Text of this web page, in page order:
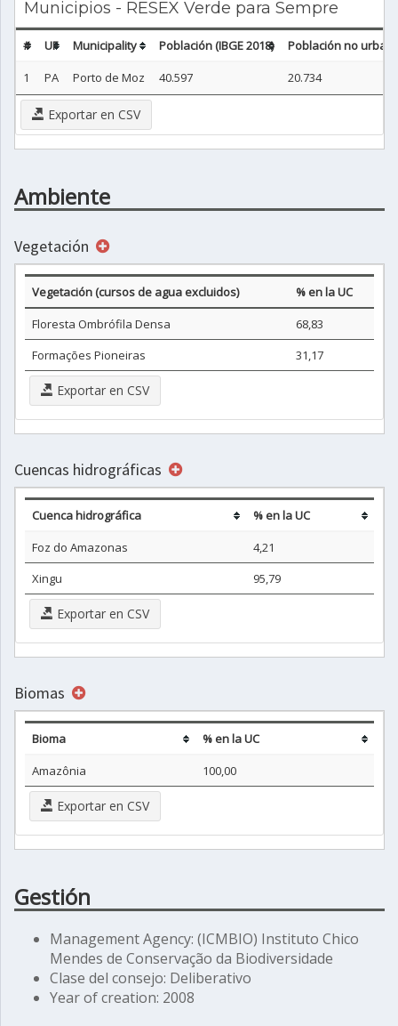
Municipios - RESEX Verde para Sempre
# UF Municipality Población (IBGE 2018)
Población no
1
PA Porto de Moz 40.597 20.734
Exportar en CSV
Ambiente
Vegetación
Vegetación (cursos de agua excluidos)
% en la UC
Floresta Ombrófila Densa
68,83
Formações Pioneiras
31,17
Exportar en CSV
Cuencas hidrográficas
Cuenca hidrográfica
% en la UC
Foz do Amazonas
4,21
Xingu
95,79
Exportar en CSV
Biomas
Bioma
% en la UC
Amazônia
100,00
Exportar en CSV
Gestión
Management Agency: (ICMBIO) Instituto Chico
Mendes de Conservação da Biodiversidade
Clase del consejo: Deliberativo
Year of creation: 2008